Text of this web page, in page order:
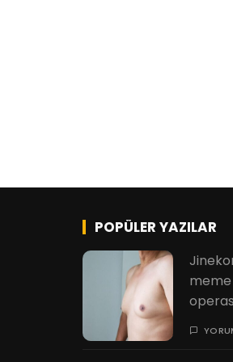
POPÜLER YAZILAR